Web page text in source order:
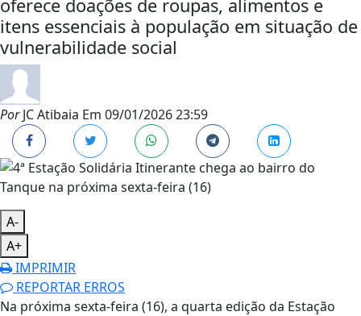
oferece doações de roupas, alimentos e
itens essenciais à população em situação de
vulnerabilidade social
PorJC Atibaia Em 09/01/2026 23:59
A-
A+
IMPRIMIR
REPORTAR ERROS
Na próxima sexta-feira (16), a quarta edição da Estação